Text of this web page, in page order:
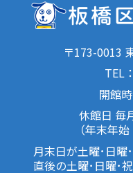
〒173-0013
TEL：
開館
休館日 毎
（年末年
月末日が土曜･日曜
直後の土曜･日曜･